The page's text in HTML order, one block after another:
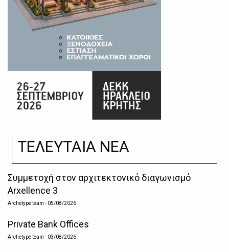
ΤΕΛΕΥΤΑΙΑ ΝΕΑ
Συμμετοχή στον αρχιτεκτονικό διαγωνισμό
Arxellence 3
Archetype team - 05/08/2026
Private Bank Offices
Archetype team - 03/08/2026